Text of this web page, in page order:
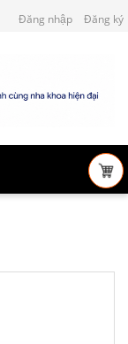
Đăng nhập Đăng ký